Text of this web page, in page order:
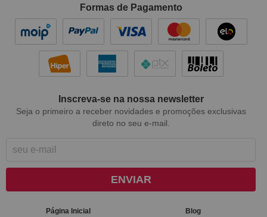
Formas de Pagamento
Inscreva-se na nossa newsletter
Seja o primeiro a receber novidades e promoções exclusivas
direto no seu e-mail.
ENVIAR
Página Inicial Blog